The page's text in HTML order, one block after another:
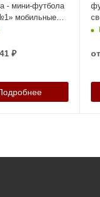
- мини-футбола
мобильные
артикул 29841
₽